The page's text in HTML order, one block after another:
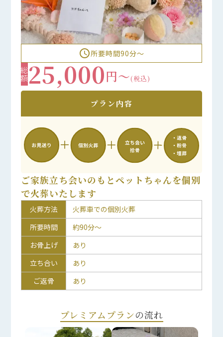
access_time所要時間90分〜
総額25,000円～(税込)
プラン内容
ご家族立ち会いのもとペットちゃんを個別
で火葬いたします
火葬方法
火葬車での個別火葬
所要時間
約90分～
お骨上げ
あり
立ち合い
あり
ご返骨
あり
プレミアムプランの流れ